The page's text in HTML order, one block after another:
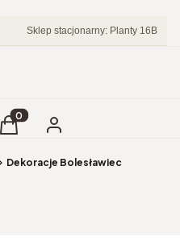
Sklep stacjonarny: Planty 16B
Produkty w koszyku: 0.
Koszyk Zaloguj się
Dekoracje Bolesławiec